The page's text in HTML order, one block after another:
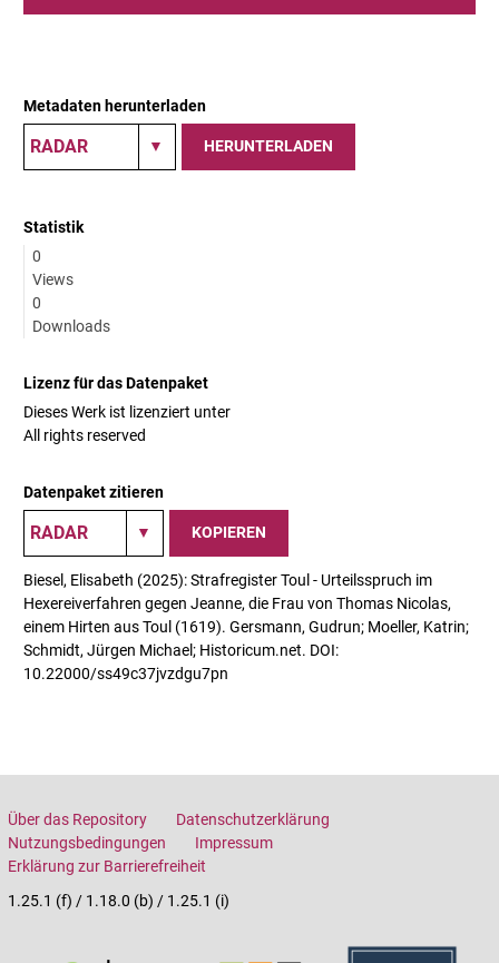
Metadaten herunterladen
HERUNTERLADEN
Statistik
0
Views
0
Downloads
Lizenz für das Datenpaket
Dieses Werk ist lizenziert unter
All rights reserved
Datenpaket zitieren
KOPIEREN
Biesel, Elisabeth (2025): Strafregister Toul - Urteilsspruch im
Hexereiverfahren gegen Jeanne, die Frau von Thomas Nicolas,
einem Hirten aus Toul (1619). Gersmann, Gudrun; Moeller, Katrin;
Schmidt, Jürgen Michael; Historicum.net. DOI:
10.22000/ss49c37jvzdgu7pn
Über das Repository
Datenschutzerklärung
Nutzungsbedingungen
Impressum
Erklärung zur Barrierefreiheit
1.25.1 (f) / 1.18.0 (b) / 1.25.1 (i)